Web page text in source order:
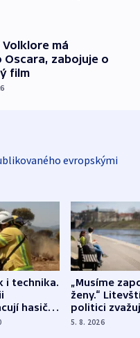
Volklore má
zabojuje o
film
evropskými
i technika.
hasiči z
„Musíme
ženy.“
politici
dohodu o
5. 8. 2026